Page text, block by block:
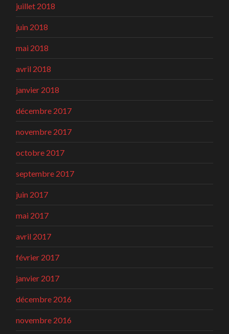
juillet 2018
juin 2018
mai 2018
avril 2018
janvier 2018
décembre 2017
novembre 2017
octobre 2017
septembre 2017
juin 2017
mai 2017
avril 2017
février 2017
janvier 2017
décembre 2016
novembre 2016